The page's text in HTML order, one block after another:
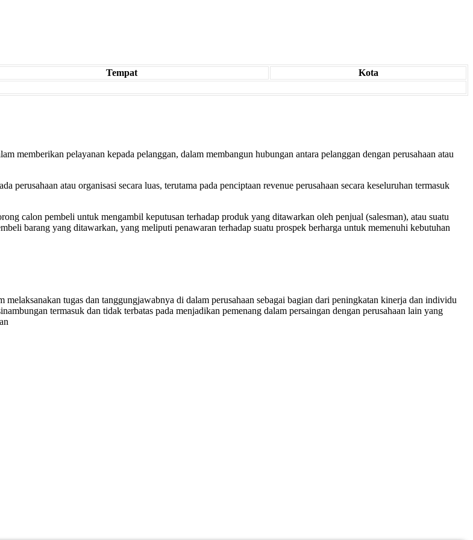
Tempat
Kota
memberikan pelayanan kepada pelanggan, dalam membangun hubungan antara pelanggan dengan perusahaan atau
perusahaan atau organisasi secara luas, terutama pada penciptaan revenue perusahaan secara keseluruhan termasuk
calon pembeli untuk mengambil keputusan terhadap produk yang ditawarkan oleh penjual (salesman), atau suatu
barang yang ditawarkan, yang meliputi penawaran terhadap suatu prospek berharga untuk memenuhi kebutuhan
tugas dan tanggungjawabnya di dalam perusahaan sebagai bagian dari peningkatan kinerja dan individu
termasuk dan tidak terbatas pada menjadikan pemenang dalam persaingan dengan perusahaan lain yang